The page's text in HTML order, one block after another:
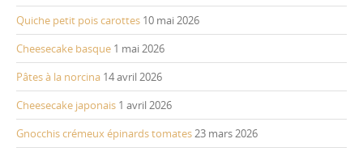
Quiche petit pois carottes 10 mai 2026
Cheesecake basque 1 mai 2026
Pâtes à la norcina 14 avril 2026
Cheesecake japonais 1 avril 2026
Gnocchis crémeux épinards tomates23 mars 2026